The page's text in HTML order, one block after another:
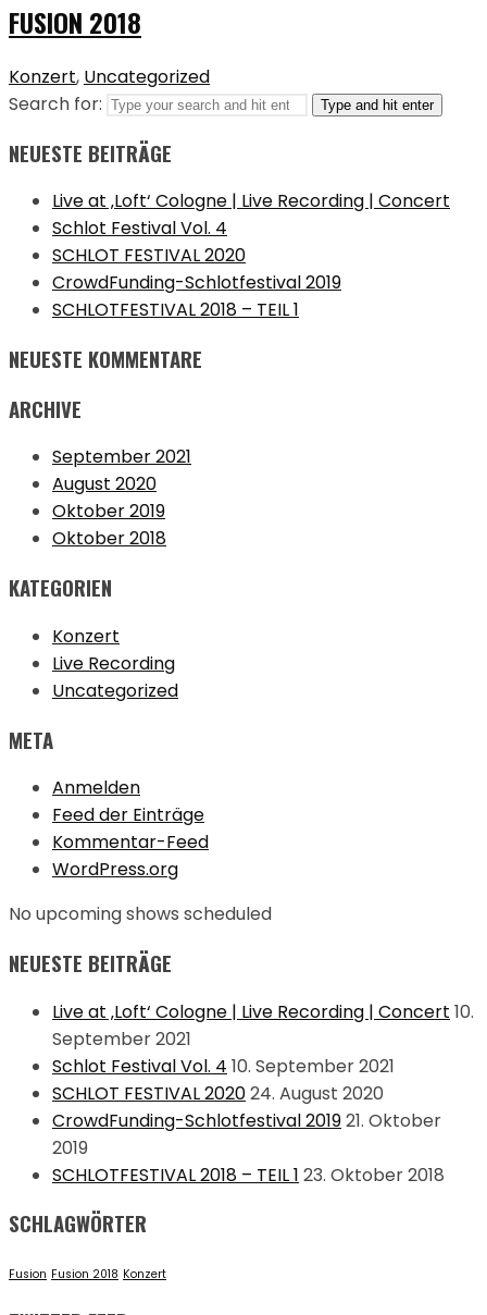
FUSION 2018
Konzert, Uncategorized
Search for:
Type and hit enter
NEUESTE BEITRÄGE
Live at ‚Loft‘ Cologne | Live Recording | Concert
Schlot Festival Vol. 4
SCHLOT FESTIVAL 2020
CrowdFunding-Schlotfestival 2019
SCHLOTFESTIVAL 2018 – TEIL 1
NEUESTE KOMMENTARE
ARCHIVE
September 2021
August 2020
Oktober 2019
Oktober 2018
KATEGORIEN
Konzert
Live Recording
Uncategorized
META
Anmelden
Feed der Einträge
Kommentar-Feed
WordPress.org
No upcoming shows scheduled
NEUESTE BEITRÄGE
Live at ‚Loft‘ Cologne | Live Recording | Concert 10.
September 2021
Schlot Festival Vol. 4 10. September 2021
SCHLOT FESTIVAL 202024. August 2020
CrowdFunding-Schlotfestival 201921. Oktober
2019
SCHLOTFESTIVAL 2018 – TEIL 1 23. Oktober 2018
SCHLAGWÖRTER
Fusion Fusion 2018 Konzert